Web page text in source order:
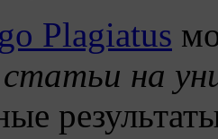
Plagiatus
на